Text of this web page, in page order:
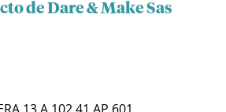
de Dare & Make Sas